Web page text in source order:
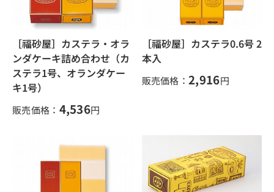
［福砂屋］カステラ・オラ
ンダケーキ詰め合わせ（カ
ステラ1号、オランダケー
キ1号）
販売価格： 4,536円
［福砂屋］カステラ0.6号 2
本入
販売価格： 2,916円